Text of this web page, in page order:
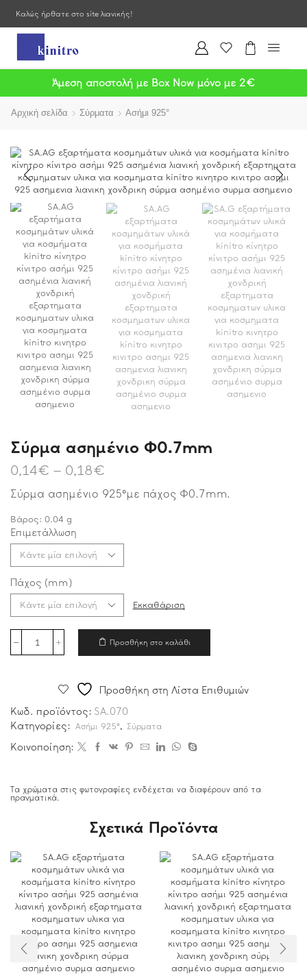
Καλώς ήρθατε στο site λιανικής!
Άμεση αποστολή με Box Now μόνο με 2€
Αρχική σελίδα Σύρματα Ασήμι 925°
Σύρμα ασημένιο Φ0.7mm
0,14€ – 0,18€
Σύρμα ασημένιο 925°με πάχος Φ0.7mm.
Βάρος: 0.04 g
Επιμετάλλωση
Πάχος (mm)
Εκκαθάριση
Προσθήκη στο καλάθι
Προσθήκη στη Λίστα Επιθυμιών
Κωδ. προϊόντος: SA.070
Κατηγορίες: Ασήμι 925°, Σύρματα
Κοινοποίηση:
Τα χρώματα στις φωτογραφίες ενδέχεται να διαφέρουν από τα
πραγματικά.
Σχετικά Προϊόντα